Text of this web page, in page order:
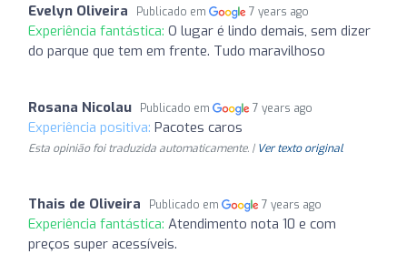
Evelyn Oliveira Publicado em 7 years ago
Experiência fantástica: O lugar é lindo demais, sem dizer
do parque que tem em frente. Tudo maravilhoso
Rosana Nicolau Publicado em 7 years ago
Experiência positiva: Pacotes caros
Esta opinião foi traduzida automaticamente. | Ver texto original
Thais de Oliveira Publicado em 7 years ago
Experiência fantástica: Atendimento nota 10 e com
preços super acessíveis.